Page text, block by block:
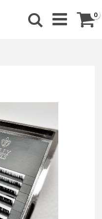
0
Sök